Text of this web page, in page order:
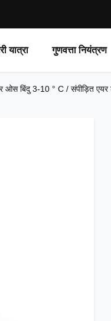
यात्रा गुणवत्ता नियंत्रण
बिंदु 3-10 ° C / संपीड़ित एयर